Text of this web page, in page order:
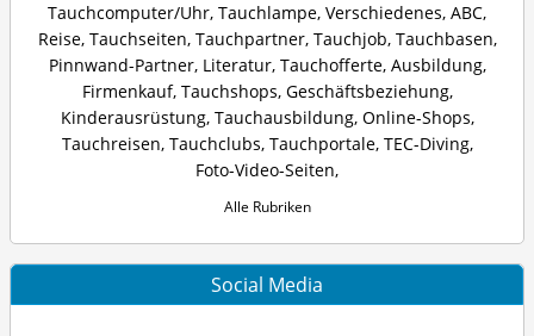
Tauchcomputer/Uhr, Tauchlampe, Verschiedenes, ABC,
Reise, Tauchseiten, Tauchpartner, Tauchjob, Tauchbasen,
Pinnwand-Partner, Literatur, Tauchofferte, Ausbildung,
Firmenkauf, Tauchshops, Geschäftsbeziehung,
Kinderausrüstung, Tauchausbildung, Online-Shops,
Tauchreisen, Tauchclubs, Tauchportale, TEC-Diving,
Foto-Video-Seiten,
Alle Rubriken
Social Media